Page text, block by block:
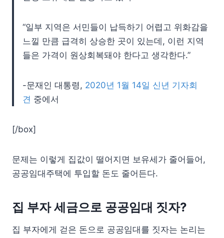
“일부 지역은 서민들이 납득하기 어렵고 위화감을
느낄 만큼 급격히 상승한 곳이 있는데, 이런 지역
들은 가격이 원상회복돼야 한다고 생각한다.”
-문재인 대통령, 2020년 1월 14일 신년 기자회
견 중에서
[/box]
문제는 이렇게 집값이 떨어지면 보유세가 줄어들어,
공공임대주택에 투입할 돈도 줄어든다.
집 부자 세금으로 공공임대 짓자?
집 부자에게 걷은 돈으로 공공임대를 짓자는 논리는